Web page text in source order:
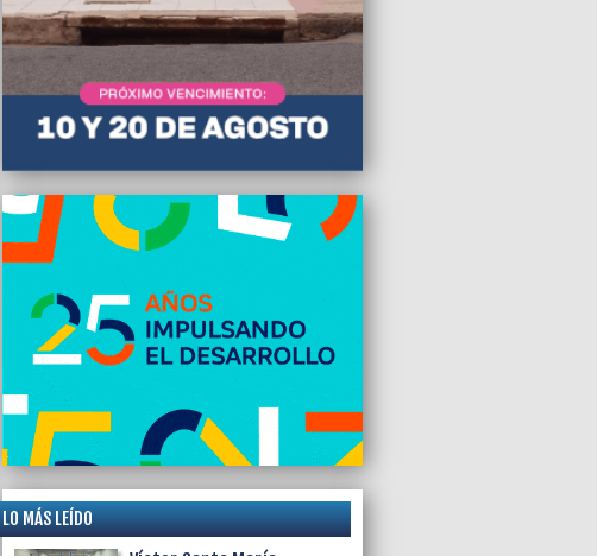
Funcionará en la ciudad uno de los tres
juzgados bonaerenses para infractores de
tránsito
LO MÁS LEÍDO